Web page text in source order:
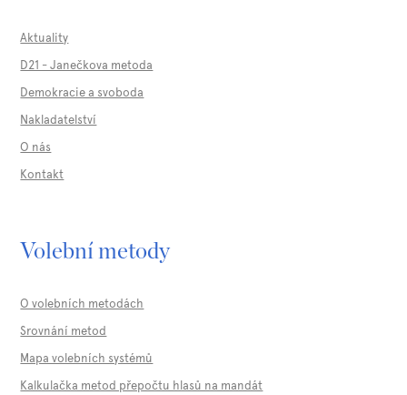
Aktuality
D21 - Janečkova metoda
Demokracie a svoboda
Nakladatelství
O nás
Kontakt
Volební metody
O volebních metodách
Srovnání metod
Mapa volebních systémů
Kalkulačka metod přepočtu hlasů na mandát